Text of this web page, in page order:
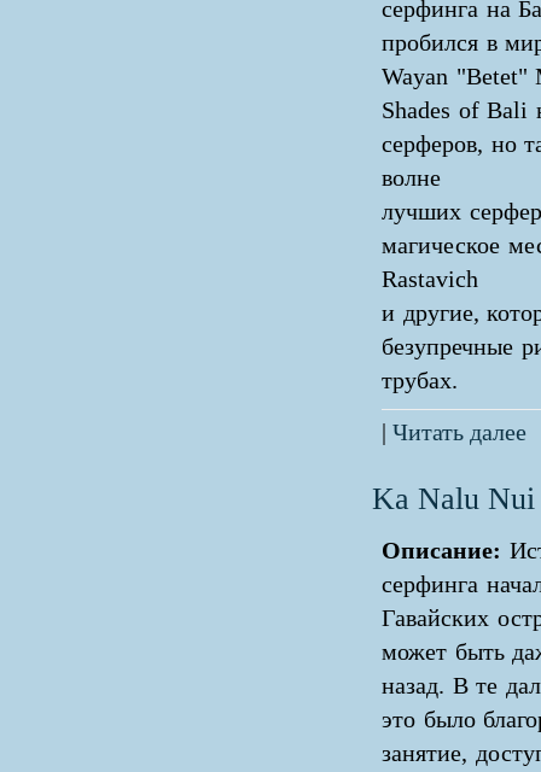
серфинга на
пробился в
Wayan "Betet"
Shades of Bali
серферов, но
волне
лучших
магическое
Rastavich
и другие,
безупречные
трубах.
|Читать далее
Ka Nalu
Описание:
серфинга
Гавайских
может быть
назад. В те
это было
занятие,